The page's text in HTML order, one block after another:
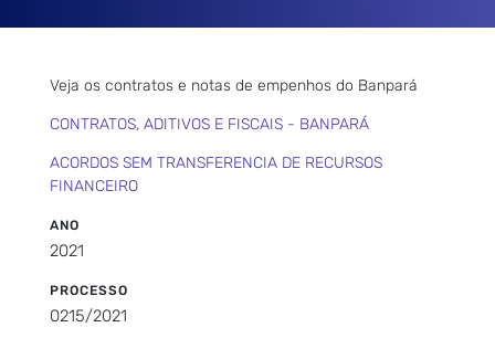
Veja os contratos e notas de empenhos do Banpará
CONTRATOS, ADITIVOS E FISCAIS - BANPARÁ
ACORDOS SEM TRANSFERENCIA DE RECURSOS
FINANCEIRO
ANO
2021
PROCESSO
0215/2021